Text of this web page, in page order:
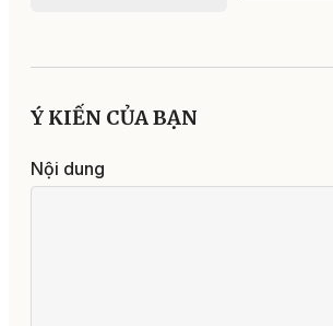
Ý KIẾN CỦA BẠN
Nội dung